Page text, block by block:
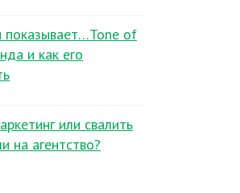
показывает…Tone of
и как его
или свалить
на агентство?